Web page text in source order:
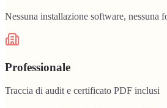
Nessuna installazione software, nessuna
Professionale
Traccia di audit e certificato PDF inclusi